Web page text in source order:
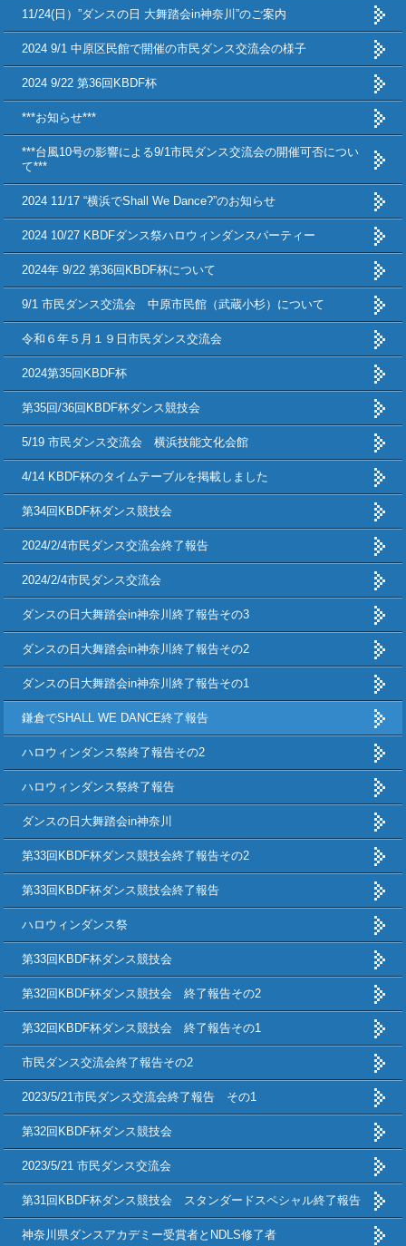
11/24(日）”ダンスの日 大舞踏会in神奈川”のご案内
2024 9/1 中原区民館で開催の市民ダンス交流会の様子
2024 9/22 第36回KBDF杯
***お知らせ***
***台風10号の影響による9/1市民ダンス交流会の開催可否につい
て***
2024 11/17 “横浜でShall We Dance?”のお知らせ
2024 10/27 KBDFダンス祭ハロウィンダンスパーティー
2024年 9/22 第36回KBDF杯について
9/1 市民ダンス交流会 中原市民館（武蔵小杉）について
令和６年５月１９日市民ダンス交流会
2024第35回KBDF杯
第35回/36回KBDF杯ダンス競技会
5/19 市民ダンス交流会 横浜技能文化会館
4/14 KBDF杯のタイムテーブルを掲載しました
第34回KBDF杯ダンス競技会
2024/2/4市民ダンス交流会終了報告
2024/2/4市民ダンス交流会
ダンスの日大舞踏会in神奈川終了報告その3
ダンスの日大舞踏会in神奈川終了報告その2
ダンスの日大舞踏会in神奈川終了報告その1
鎌倉でSHALL WE DANCE終了報告
ハロウィンダンス祭終了報告その2
ハロウィンダンス祭終了報告
ダンスの日大舞踏会in神奈川
第33回KBDF杯ダンス競技会終了報告その2
第33回KBDF杯ダンス競技会終了報告
ハロウィンダンス祭
第33回KBDF杯ダンス競技会
第32回KBDF杯ダンス競技会 終了報告その2
第32回KBDF杯ダンス競技会 終了報告その1
市民ダンス交流会終了報告その2
2023/5/21市民ダンス交流会終了報告 その1
第32回KBDF杯ダンス競技会
2023/5/21 市民ダンス交流会
第31回KBDF杯ダンス競技会 スタンダードスペシャル終了報告
神奈川県ダンスアカデミー受賞者とNDLS修了者